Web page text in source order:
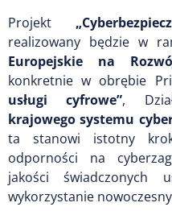
Projekt
realizowany będzie w
Europejskie na
konkretnie w obrębie
usługi cyfrowe”,
krajowego systemu
ta stanowi istotny
odporności na
jakości świadczonych
wykorzystanie